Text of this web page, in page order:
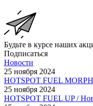
Будьте в курсе наших
Подписаться
Новости
25 ноября 2024
HOTSPOT FUEL
25 ноября 2024
HOTSPOT FUEL UP /